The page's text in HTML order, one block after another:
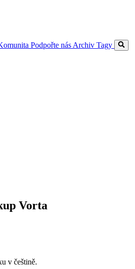
Podpořte nás Archiv Tagy
Vorta
v češtině.